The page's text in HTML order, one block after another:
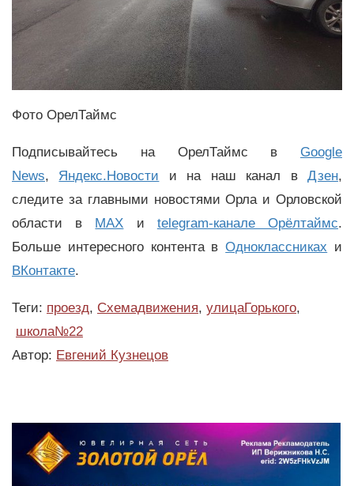
Фото ОрелТаймс
Подписывайтесь на ОрелТаймс в Google
News, Яндекс.Новости и на наш канал вДзен,
следите за главными новостями Орла и Орловской
области в MAX и telegram-канале Орёлтаймс.
Больше интересного контента вОдноклассниках и
ВКонтакте.
Теги: проезд, Схемадвижения, улицаГорького,
школа№22
Автор: Евгений Кузнецов